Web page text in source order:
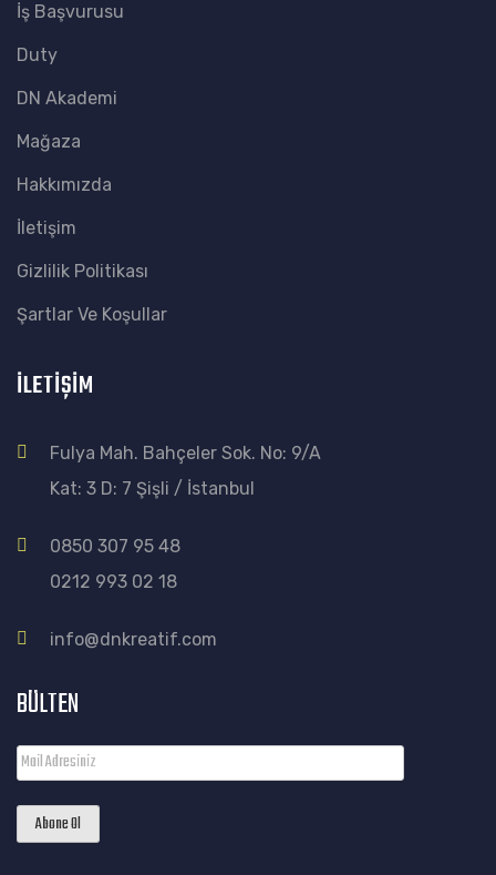
İş Başvurusu
Duty
DN Akademi
Mağaza
Hakkımızda
İletişim
Gizlilik Politikası
Şartlar Ve Koşullar
İLETİŞİM
Fulya Mah. Bahçeler Sok. No: 9/A
Kat: 3 D: 7 Şişli / İstanbul
0850 307 95 48
0212 993 02 18
info@dnkreatif.com
BÜLTEN